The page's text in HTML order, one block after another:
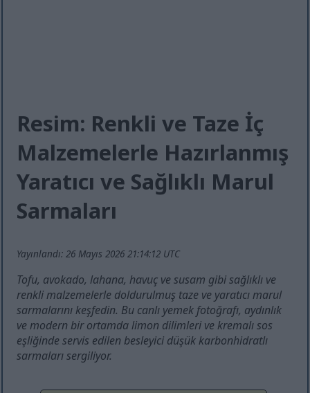
Resim: Renkli ve Taze İç
Malzemelerle Hazırlanmış
Yaratıcı ve Sağlıklı Marul
Sarmaları
Yayınlandı: 26 Mayıs 2026 21:14:12 UTC
Tofu, avokado, lahana, havuç ve susam gibi sağlıklı ve
renkli malzemelerle doldurulmuş taze ve yaratıcı marul
sarmalarını keşfedin. Bu canlı yemek fotoğrafı, aydınlık
ve modern bir ortamda limon dilimleri ve kremalı sos
eşliğinde servis edilen besleyici düşük karbonhidratlı
sarmaları sergiliyor.